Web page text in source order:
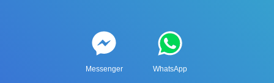
Messenger WhatsApp